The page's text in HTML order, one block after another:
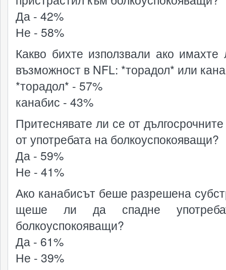
Да - 42%
Не - 58%
Какво бихте използвали ако имахте
възможност в NFL: *торадол* или
*торадол* - 57%
канабис - 43%
Притеснявате ли се от
от употребата на болкоуспокояващи?
Да - 59%
Не - 41%
Ако канабисът беше разрешена
щеше ли да спадне
болкоуспокояващи?
Да - 61%
Не - 39%